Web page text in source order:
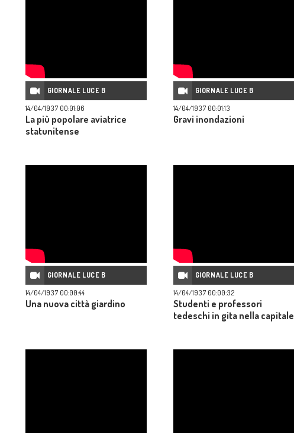
GIORNALE LUCE B
14/04/1937 00:01:06
La più popolare aviatrice
statunitense
GIORNALE LUCE B
14/04/1937 00:01:13
Gravi inondazioni
GIORNALE LUCE B
14/04/1937 00:00:44
Una nuova città giardino
GIORNALE LUCE B
14/04/1937 00:00:32
Studenti e professori
tedeschi in gita nella capitale